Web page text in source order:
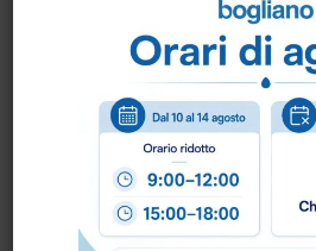
Come ordinare?
Puoi ordinare chiamando al
scrivendo una mail a
Per ogni informazione siamo